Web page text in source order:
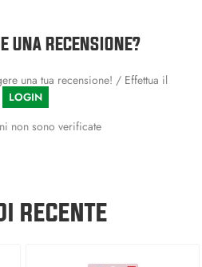
UNA RECENSIONE?
una tua recensione! / Effettua il
LOGIN
non sono verificate
RECENTE